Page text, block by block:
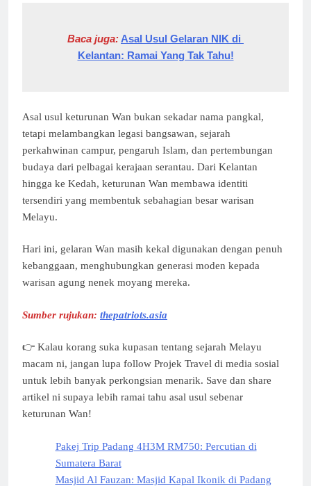
Baca juga: Asal Usul Gelaran NIK di
Kelantan: Ramai Yang Tak Tahu!
Asal usul keturunan Wan bukan sekadar nama pangkal,
tetapi melambangkan legasi bangsawan, sejarah
perkahwinan campur, pengaruh Islam, dan pertembungan
budaya dari pelbagai kerajaan serantau. Dari Kelantan
hingga ke Kedah, keturunan Wan membawa identiti
tersendiri yang membentuk sebahagian besar warisan
Melayu.
Hari ini, gelaran Wan masih kekal digunakan dengan penuh
kebanggaan, menghubungkan generasi moden kepada
warisan agung nenek moyang mereka.
Sumber rujukan: thepatriots.asia
👉 Kalau korang suka kupasan tentang sejarah Melayu
macam ni, jangan lupa follow Projek Travel di media sosial
untuk lebih banyak perkongsian menarik. Save dan share
artikel ni supaya lebih ramai tahu asal usul sebenar
keturunan Wan!
Pakej Trip Padang 4H3M RM750: Percutian di
Sumatera Barat
Masjid Al Fauzan: Masjid Kapal Ikonik di Padang